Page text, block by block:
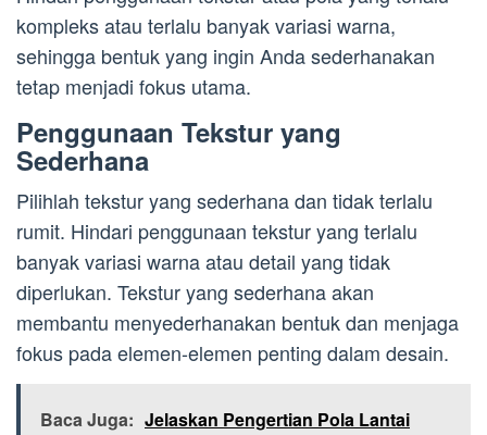
kompleks atau terlalu banyak variasi warna,
sehingga bentuk yang ingin Anda sederhanakan
tetap menjadi fokus utama.
Penggunaan Tekstur yang
Sederhana
Pilihlah tekstur yang sederhana dan tidak terlalu
rumit. Hindari penggunaan tekstur yang terlalu
banyak variasi warna atau detail yang tidak
diperlukan. Tekstur yang sederhana akan
membantu menyederhanakan bentuk dan menjaga
fokus pada elemen-elemen penting dalam desain.
Baca Juga: Jelaskan Pengertian Pola Lantai